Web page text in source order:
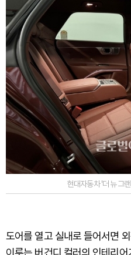
현대자동차 '더 뉴 그
도어를 열고 실내로 들어서면
이루는 버건디 컬러의 인테리